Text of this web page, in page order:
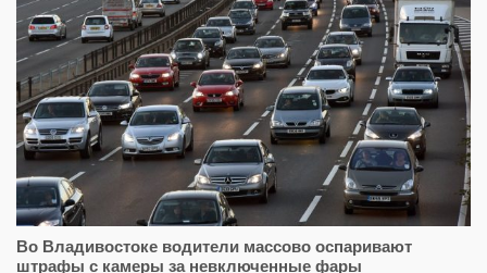
Во Владивостоке водители массово оспаривают
штрафы с камеры за невключенные фары